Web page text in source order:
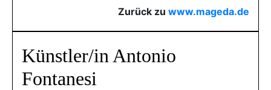
Zurück zu www.mageda.de
Künstler/in Antonio
Fontanesi